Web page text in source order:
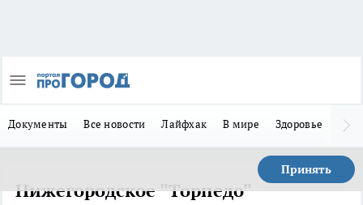
Документы Все новости Лайфхак В мире Здоровье
Принять
Нижегородское "Торпедо"